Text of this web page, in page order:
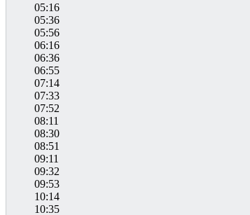
05:16
05:36
05:56
06:16
06:36
06:55
07:14
07:33
07:52
08:11
08:30
08:51
09:11
09:32
09:53
10:14
10:35